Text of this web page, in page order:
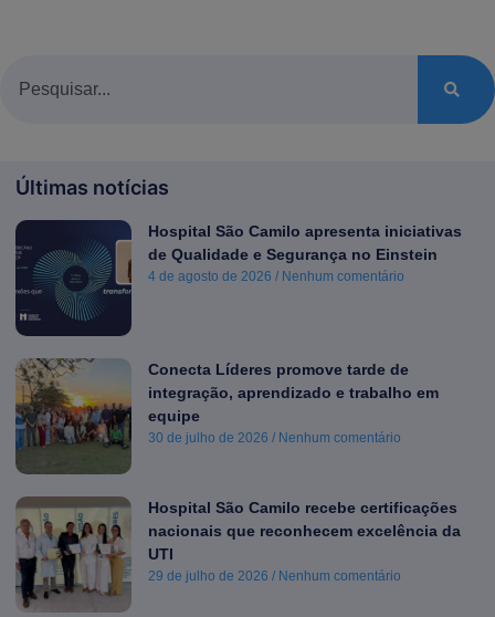
Últimas notícias
Hospital São Camilo apresenta iniciativas
de Qualidade e Segurança no Einstein
4 de agosto de 2026 Nenhum comentário
Conecta Líderes promove tarde de
integração, aprendizado e trabalho em
equipe
30 de julho de 2026 Nenhum comentário
Hospital São Camilo recebe certificações
nacionais que reconhecem excelência da
UTI
29 de julho de 2026 Nenhum comentário